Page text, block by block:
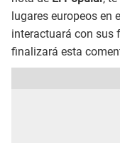
lugares europeos en
interactuará con sus
finalizará esta